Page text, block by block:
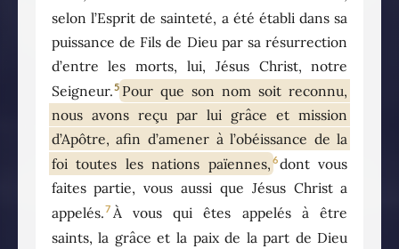
selon l’Esprit de sainteté, a été établi dans sa
puissance de Fils de Dieu par sa résurrection
d’entre les morts, lui, Jésus Christ, notre
Seigneur.5 Pour que son nom soit reconnu,
nous avons reçu par lui grâce et mission
d’Apôtre, afin d’amener à l’obéissance de la
foi toutes les nations païennes, 6dont vous
faites partie, vous aussi que Jésus Christ a
appelés.7 À vous qui êtes appelés à être
saints, la grâce et la paix de la part de Dieu